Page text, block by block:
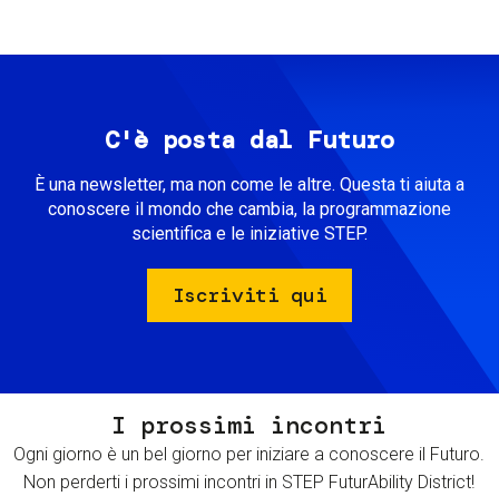
C'è posta dal Futuro
È una newsletter, ma non come le altre. Questa ti aiuta a
conoscere il mondo che cambia, la programmazione
scientifica e le iniziative STEP.
Iscriviti qui
I prossimi incontri
Ogni giorno è un bel giorno per iniziare a conoscere il Futuro.
Non perderti i prossimi incontri in STEP FuturAbility District!